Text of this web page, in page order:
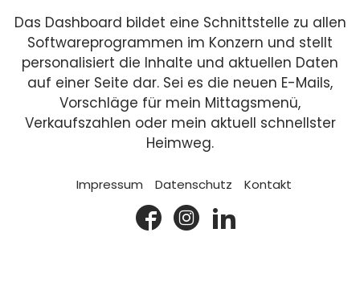
Das Dashboard bildet eine Schnittstelle zu allen
Softwareprogrammen im Konzern und stellt
personalisiert die Inhalte und aktuellen Daten
auf einer Seite dar. Sei es die neuen E-Mails,
Vorschläge für mein Mittagsmenü,
Verkaufszahlen oder mein aktuell schnellster
Heimweg.
Impressum Datenschutz Kontakt